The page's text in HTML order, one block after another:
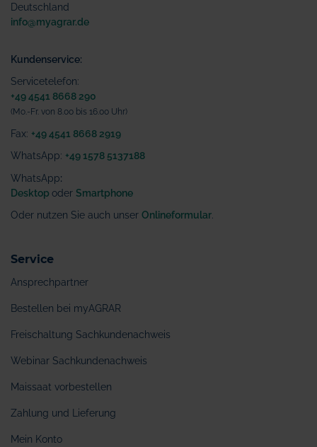
Deutschland
info@myagrar.de
Kundenservice:
Servicetelefon:
+49 4541 8668 290
(Mo.-Fr. von 8.00 bis 16.00 Uhr)
Fax: +49 4541 8668 2919
WhatsApp: +49 1578 5137188
WhatsApp:
Desktop oder Smartphone
Oder nutzen Sie auch unser Onlineformular
Service
Ansprechpartner
Bestellen bei myAGRAR
Freischaltung Sachkundenachweis
Webinar Sachkundenachweis
Maissaat vorbestellen
Zahlung und Lieferung
Mein Konto